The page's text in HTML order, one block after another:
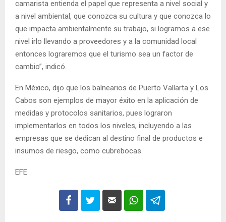
camarista entienda el papel que representa a nivel social y
a nivel ambiental, que conozca su cultura y que conozca lo
que impacta ambientalmente su trabajo, si logramos a ese
nivel irlo llevando a proveedores y a la comunidad local
entonces lograremos que el turismo sea un factor de
cambio”, indicó.
En México, dijo que los balnearios de Puerto Vallarta y Los
Cabos son ejemplos de mayor éxito en la aplicación de
medidas y protocolos sanitarios, pues lograron
implementarlos en todos los niveles, incluyendo a las
empresas que se dedican al destino final de productos e
insumos de riesgo, como cubrebocas.
EFE